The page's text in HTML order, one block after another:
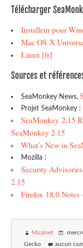
Télécharger
Installeur pour
Mac OS X
Linux [fr]
Sources et
SeaMonkey News,
Projet SeaMonkey :
SeaMonkey 2.15
SeaMonkey 2.15
What’s New in
Mozilla :
Security
2.15
Firefox 18.0 Notes
Mozinet
Gecko aucun